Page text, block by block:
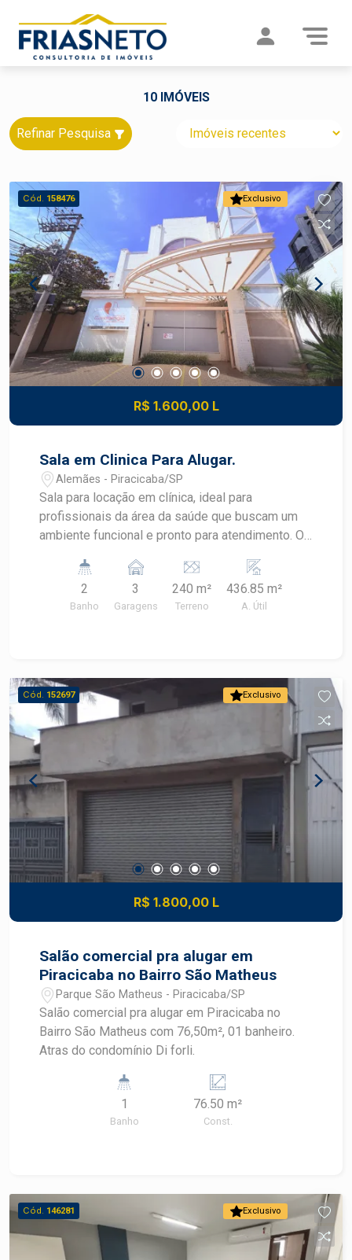
10 IMÓVEIS
Refinar Pesquisa
Exclusivo
Cód. 158476
R$ 1.600,00 L
Sala em Clinica Para Alugar.
Alemães - Piracicaba/SP
Sala para locação em clínica, ideal para
profissionais da área da saúde que buscam um
ambiente funcional e pronto para atendimento. O
atendimento; ? Mesa de trabalho; ? Equipamento
para consultório; ? Recepção compartilhada; ?
Mesa destinada à secretária ou apoio
atuar em um espaço estruturado, com
comodidade e praticidade para o dia a dia. Entre
em contato com um especialista Frias Neto.
2
Banho
3
Garagens
240 m²
Terreno
436.85 m²
A. Útil
Exclusivo
Cód. 152697
R$ 1.800,00 L
Salão comercial pra alugar em
Piracicaba no Bairro São Matheus
Parque São Matheus - Piracicaba/SP
Salão comercial pra alugar em Piracicaba no
Bairro São Matheus com 76,50m², 01 banheiro.
Atras do condomínio Di forli.
1
Banho
76.50 m²
Const.
Exclusivo
Cód. 146281